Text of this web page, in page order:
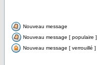
Nouveau message
Nouveau message [ populaire ]
Nouveau message [ verrouillé ]